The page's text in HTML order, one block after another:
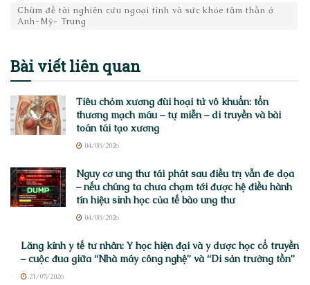
Chùm đề tài nghiên cứu ngoại tình và sức khỏe tâm thần ở
Anh-Mỹ- Trung
Bài viếtliên quan
Tiêu chỏm xương đùi hoại tử vô khuẩn: tổn
thương mạch máu – tự miễn – di truyền và bài
toán tái tạo xương
04/08/2026
Nguy cơ ung thư tái phát sau điều trị vẫn đe dọa
– nếu chúng ta chưa chạm tới được hệ điều hành
tín hiệu sinh học của tế bào ung thư
04/08/2026
Lăng kính y tế tư nhân: Y học hiện đại và y dược học cổ truyền
– cuộc đua giữa “Nhà máy công nghệ” và “Di sản trường tồn”
21/05/2026